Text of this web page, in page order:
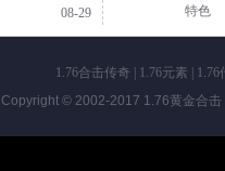
08-29
特色
1.76合击传奇 1.76元素
1.76
Copyright © 2002-2017 1.76黄金合击